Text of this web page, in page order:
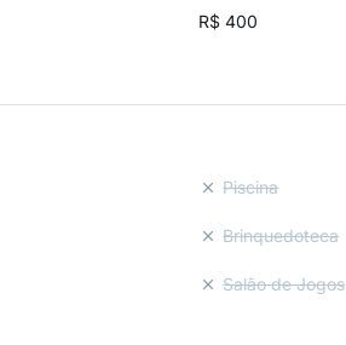
R$ 400
Piscina
Brinquedoteca
Salão de Jogos